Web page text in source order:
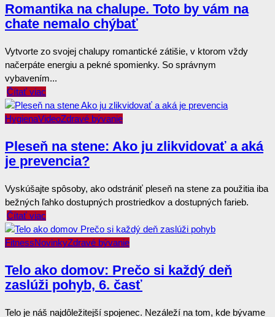
Romantika na chalupe. Toto by vám na
chate nemalo chýbať
Vytvorte zo svojej chalupy romantické zátišie, v ktorom vždy
načerpáte energiu a pekné spomienky. So správnym
vybavením...
Čítať viac
HygienaVideoZdravé bývanie
Pleseň na stene: Ako ju zlikvidovať a aká
je prevencia?
Vyskúšajte spôsoby, ako odstrániť pleseň na stene za použitia iba
bežných ľahko dostupných prostriedkov a dostupných farieb.
Čítať viac
FitnessNovinkyZdravé bývanie
Telo ako domov: Prečo si každý deň
zaslúži pohyb, 6. časť
Telo je náš najdôležitejší spojenec. Nezáleží na tom, kde bývame